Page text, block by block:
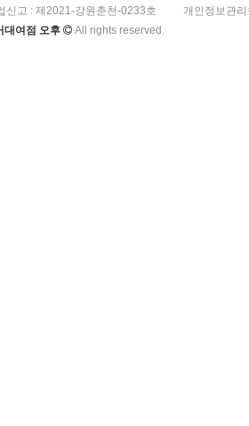
신고 : 제2021-강원춘천-0233호
개인정보관
대여점 오후
All rights reserved.